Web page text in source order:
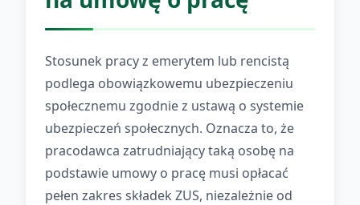
Stosunek pracy z emerytem lub rencistą
podlega obowiązkowemu ubezpieczeniu
społecznemu zgodnie z ustawą o systemie
ubezpieczeń społecznych. Oznacza to, że
pracodawca zatrudniający taką osobę na
podstawie umowy o pracę musi opłacać
pełen zakres składek ZUS, niezależnie od